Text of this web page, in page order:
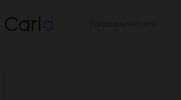
Fonctionnement